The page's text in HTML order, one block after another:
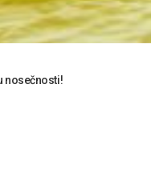
nosečnosti!